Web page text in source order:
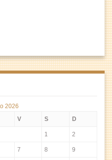
2026
V S D
1 2
7 8 9